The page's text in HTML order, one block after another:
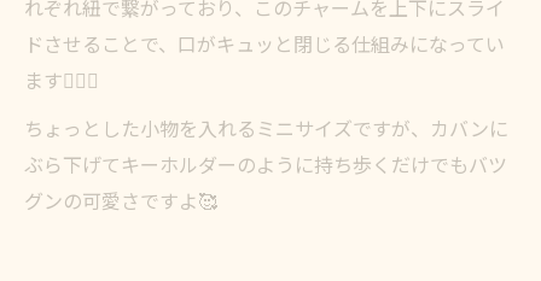
れぞれ紐で繋がっており、このチャームを上下にスライ
ドさせることで、口がキュッと閉じる仕組みになってい
ます💁🏻‍♀️
ちょっとした小物を入れるミニサイズですが、カバンに
ぶら下げてキーホルダーのように持ち歩くだけでもバツ
グンの可愛さですよ🥰